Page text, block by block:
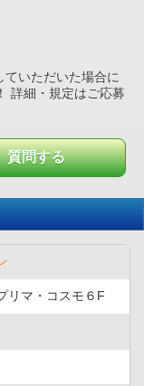
いただいた場合に
詳細・規定はご応募
質問する
マ・コスモ６F